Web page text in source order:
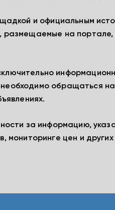
и официальным
на портале,
обращаться
за информацию,
мониторинге цен и